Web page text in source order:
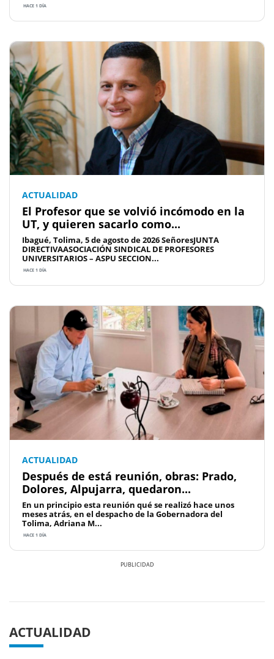
HACE 1 DÍA
ACTUALIDAD
El Profesor que se volvió incómodo en la
UT, y quieren sacarlo como...
Ibagué, Tolima, 5 de agosto de 2026 SeñoresJUNTA
DIRECTIVAASOCIACIÓN SINDICAL DE PROFESORES
UNIVERSITARIOS – ASPU SECCION...
HACE 1 DÍA
ACTUALIDAD
Después de está reunión, obras: Prado,
Dolores, Alpujarra, quedaron...
En un principio esta reunión qué se realizó hace unos
meses atrás, en el despacho de la Gobernadora del
Tolima, Adriana M...
HACE 1 DÍA
ACTUALIDAD